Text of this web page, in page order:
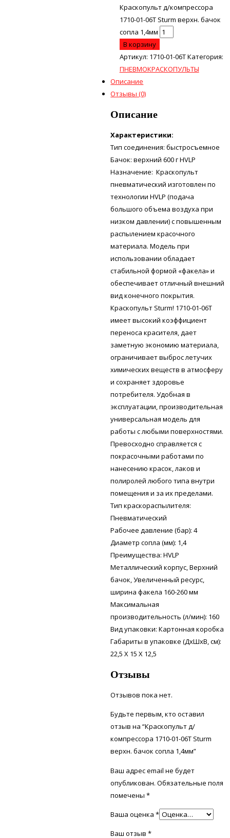
Краскопульт д/компрессора
1710-01-06Т Sturm верхн. бачок
сопла 1,4мм
В корзину
Артикул: 1710-01-06ТКатегория:
ПНЕВМОКРАСКОПУЛЬТЫ
Описание
Отзывы (0)
Описание
Характеристики:
Тип соединения: быстросъемное
Бачок: верхний 600 г HVLP
Назначение: Краскопульт
пневматический изготовлен по
технологии HVLP (подача
большого объема воздуха при
низком давлении) с повышенным
распылением красочного
материала. Модель при
использовании обладает
стабильной формой «факела» и
обеспечивает отличный внешний
вид конечного покрытия.
Краскопульт Sturm! 1710-01-06T
имеет высокий коэффициент
переноса красителя, дает
заметную экономию материала,
ограничивает выброс летучих
химических веществ в атмосферу
и сохраняет здоровье
потребителя. Удобная в
эксплуатации, производительная
универсальная модель для
работы с любыми поверхностями.
Превосходно справляется с
покрасочными работами по
нанесению красок, лаков и
полиролей любого типа внутри
помещения и за их пределами.
Тип краскораспылителя:
Пневматический
Рабочее давление (бар): 4
Диаметр сопла (мм): 1,4
Преимущества: HVLP
Металлический корпус, Верхний
бачок, Увеличенный ресурс,
ширина факела 160-260 мм
Максимальная
производительность (л/мин): 160
Вид упаковки: Картонная коробка
Габариты в упаковке (ДхШхВ, см):
22,5 X 15 X 12,5
Отзывы
Отзывов пока нет.
Будьте первым, кто оставил
отзыв на “Краскопульт д/
компрессора 1710-01-06Т Sturm
верхн. бачок сопла 1,4мм”
Ваш адрес email не будет
опубликован. Обязательные поля
помечены*
Ваша оценка*
Ваш отзыв*